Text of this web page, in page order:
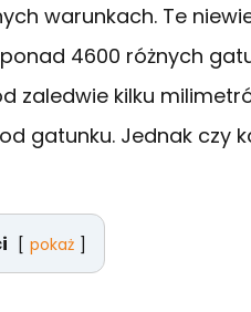
warunkach. Te
4600 różnych
zaledwie kilku
gatunku. Jednak czy
pokaż